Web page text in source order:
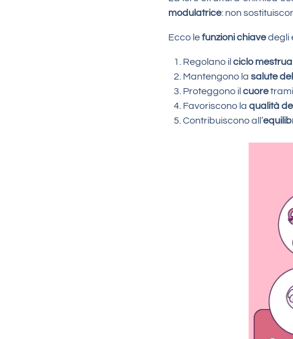
modulatrice: non
Ecco lefunzioni chiavedegli
Regolano ilciclo
Mantengono la salute
Proteggono ilcuore
Favoriscono la qualità
Contribuiscono all’